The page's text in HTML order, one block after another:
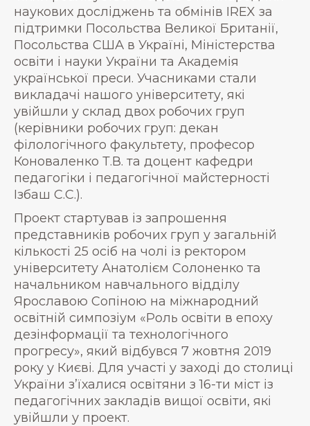
наукових досліджень та обмінів IREX за
підтримки Посольства Великої Британії,
Посольства США в Україні, Міністерства
освіти і науки України та Академія
української преси. Учасниками стали
викладачі нашого університету, які
увійшли у склад двох робочих груп
(керівники робочих груп: декан
філологічного факультету, професор
Коноваленко Т.В. та доцент кафедри
педагогіки і педагогічної майстерності
Ізбаш С.С.).
Проект стартував із запрошення
представників робочих груп у загальній
кількості 25 осіб на чолі із ректором
університету Анатолієм Солоненко та
начальником навчального відділу
Ярославою Сопіною на міжнародний
освітній симпозіум «Роль освіти в епоху
дезінформації та технологічного
прогресу», який відбувся 7 жовтня 2019
року у Києві. Для участі у заході до столиці
України з’їхалися освітяни з 16-ти міст із
педагогічних закладів вищої освіти, які
увійшли у проект.